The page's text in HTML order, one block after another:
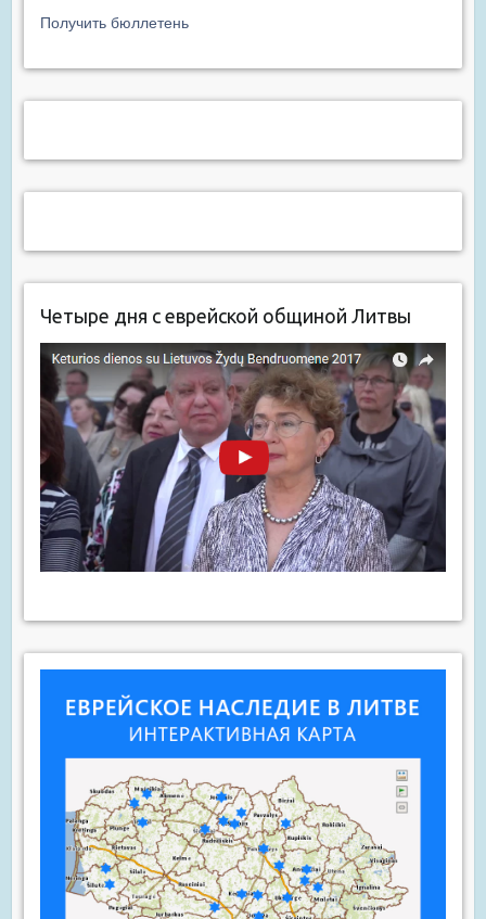
Получить бюллетень
Четыре дня с еврейской общиной Литвы